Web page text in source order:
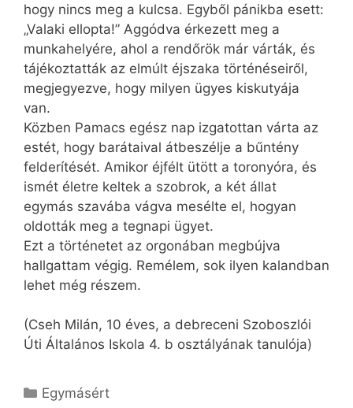
hogy nincs meg a kulcsa. Egyből pánikba esett:
„Valaki ellopta!” Aggódva érkezett meg a
munkahelyére, ahol a rendőrök már várták, és
tájékoztatták az elmúlt éjszaka történéseiről,
megjegyezve, hogy milyen ügyes kiskutyája
van.
Közben Pamacs egész nap izgatottan várta az
estét, hogy barátaival átbeszélje a bűntény
felderítését. Amikor éjfélt ütött a toronyóra, és
ismét életre keltek a szobrok, a két állat
egymás szavába vágva mesélte el, hogyan
oldották meg a tegnapi ügyet.
Ezt a történetet az orgonában megbújva
hallgattam végig. Remélem, sok ilyen kalandban
lehet még részem.
(Cseh Milán, 10 éves, a debreceni Szoboszlói
Úti Általános Iskola 4. b osztályának tanulója)
Kategória
Egymásért